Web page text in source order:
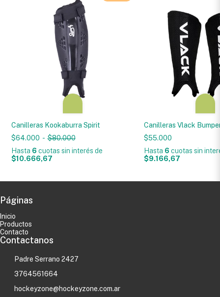
Canilleras Kookaburra Spirit
$64.000 - $80.000
Hasta 6 cuotas sin interés de
$10.666,67
Canilleras Vlack
$55.000
Hasta 6 cuotas sin
$9.166,67
Páginas
Inicio
Productos
Contacto
Contactanos
Padre Serrano 2427
3764561664
hockeyzone@hockeyzone.com.ar